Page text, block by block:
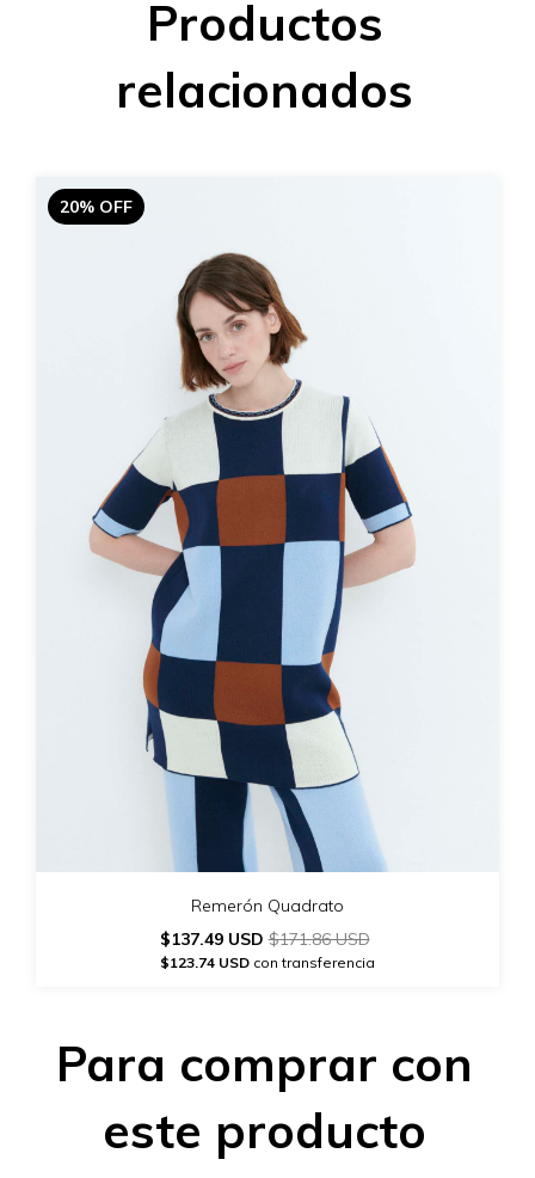
Productos
relacionados
20% OFF
Remerón Quadrato
$137.49 USD$171.86 USD
$123.74 USD con transferencia
Para comprar con
este producto